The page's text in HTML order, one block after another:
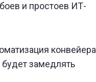
и простоев ИТ-
конвейера
замедлять